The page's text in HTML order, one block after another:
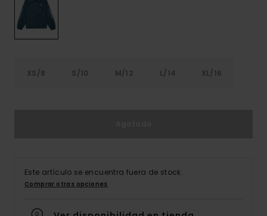
XS/8 S/10 M/12 L/14 XL/16
Este artículo se encuentra fuera de stock.
Comprar otras opciones